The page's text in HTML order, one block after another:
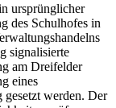
ursprünglicher
des Schulhofes in
signalisierte
am Dreifelder
eines
gesetzt werden. Der